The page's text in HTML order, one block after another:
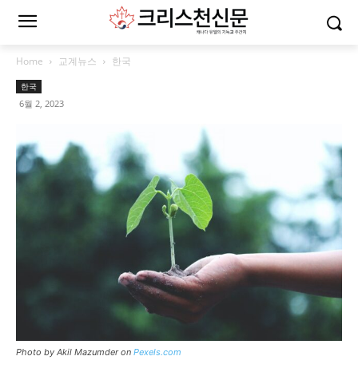
Home 교계뉴스 한국
한국
6월 2, 2023
Photo by Akil Mazumder on Pexels.com